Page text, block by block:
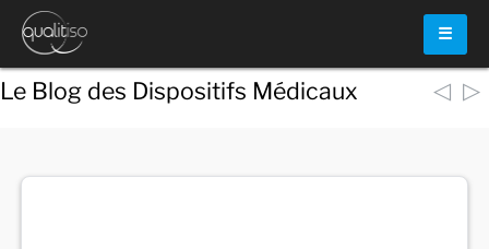
☰
Le Blog des Dispositifs Médicaux ◁ ▷